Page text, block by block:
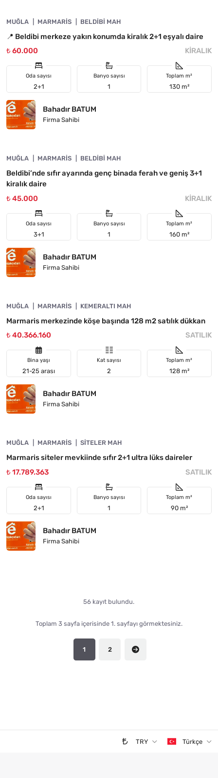
ÖNE ÇIKAN
MUĞLA MARMARIS BELDIBI MAH
📍 Beldibi merkeze yakın konumda kiralık 2+1 eşyalı daire
₺ 60.000
KIRALIK
Oda sayısı
2+1
Banyo sayısı
1
Toplam m²
130 m²
Bahadır BATUM
Firma Sahibi
ÖNE ÇIKAN
MUĞLA MARMARIS BELDIBI MAH
Beldibi’nde sıfır ayarında genç binada ferah ve geniş 3+1
kiralık daire
₺ 45.000
KIRALIK
Oda sayısı
3+1
Banyo sayısı
1
Toplam m²
160 m²
Bahadır BATUM
Firma Sahibi
YATIRIMA UYGUN
MUĞLA MARMARIS KEMERALTI MAH
Marmaris merkezinde köşe başında 128 m2 satılık dükkan
₺ 40.366.160
SATILIK
Bina yaşı
21-25 arası
Kat sayısı
2
Toplam m²
128 m²
Bahadır BATUM
Firma Sahibi
YATIRIMA UYGUN
MUĞLA MARMARIS SITELER MAH
Marmaris siteler mevkiinde sıfır 2+1 ultra lüks daireler
₺ 17.789.363
SATILIK
Oda sayısı
2+1
Banyo sayısı
1
Toplam m²
90 m²
Bahadır BATUM
Firma Sahibi
56 kayıt bulundu.
Toplam 3 sayfa içerisinde 1. sayfayı görmektesiniz.
1 2
TRY Türkçe